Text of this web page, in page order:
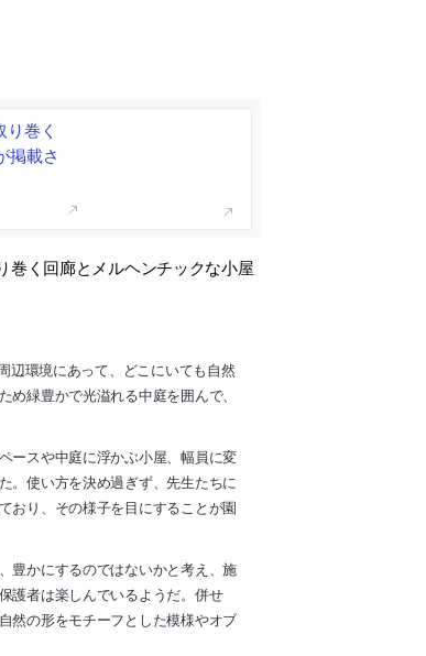
巻く
掲載さ
巻く回廊とメルヘンチックな小屋
辺環境にあって、どこにいても自然
緑豊かで光溢れる中庭を囲んで、
ースや中庭に浮かぶ小屋、幅員に変
。使い方を決め過ぎず、先生たちに
おり、その様子を目にすることが園
豊かにするのではないかと考え、施
護者は楽しんでいるようだ。併せ
然の形をモチーフとした模様やオブ